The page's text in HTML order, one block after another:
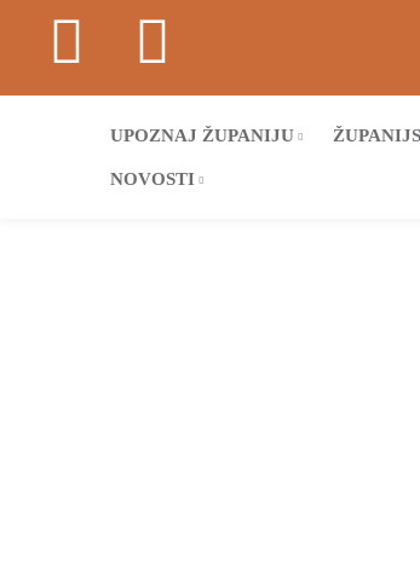
UPOZNAJ ŽUPANIJU
NOVOSTI